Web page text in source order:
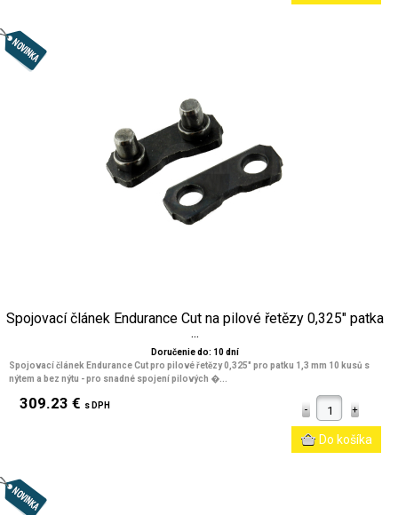
Spojovací článek Endurance Cut na pilové řetězy 0,325" patka
...
Doručenie do: 10 dní
Spojovací článek Endurance Cut pro pilové řetězy 0,325" pro patku 1,3 mm 10 kusů s
nýtem a bez nýtu - pro snadné spojení pilových �...
309.23 € s DPH